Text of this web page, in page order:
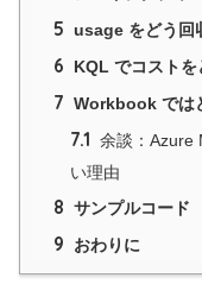
5 usage をどう回
6 KQL でコスト
7 Workbook では
7.1 余談：Azure
い理由
8 サンプルコード
9 おわりに